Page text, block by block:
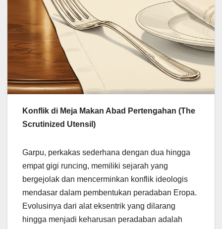
Konflik di Meja Makan Abad Pertengahan (The
Scrutinized Utensil)
Garpu, perkakas sederhana dengan dua hingga
empat gigi runcing, memiliki sejarah yang
bergejolak dan mencerminkan konflik ideologis
mendasar dalam pembentukan peradaban Eropa.
Evolusinya dari alat eksentrik yang dilarang
hingga menjadi keharusan peradaban adalah